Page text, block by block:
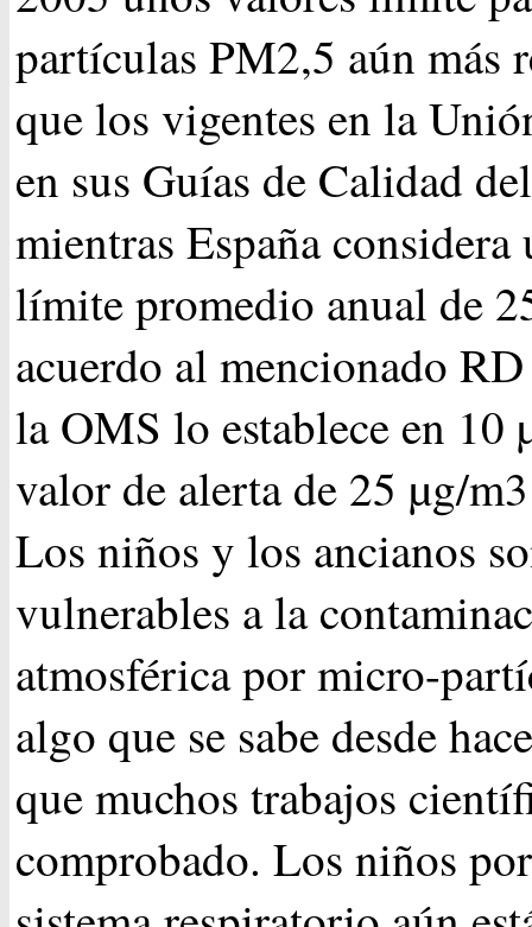
partículas PM2,5 aún más
que los vigentes en la
en sus Guías de Calidad
mientras España
límite promedio anual de
acuerdo al mencionado
la OMS lo establece en 10
valor de alerta de 25 µg/
Los niños y los ancianos
vulnerables a la
atmosférica por micro-
algo que se sabe desde
que muchos trabajos
comprobado. Los niños